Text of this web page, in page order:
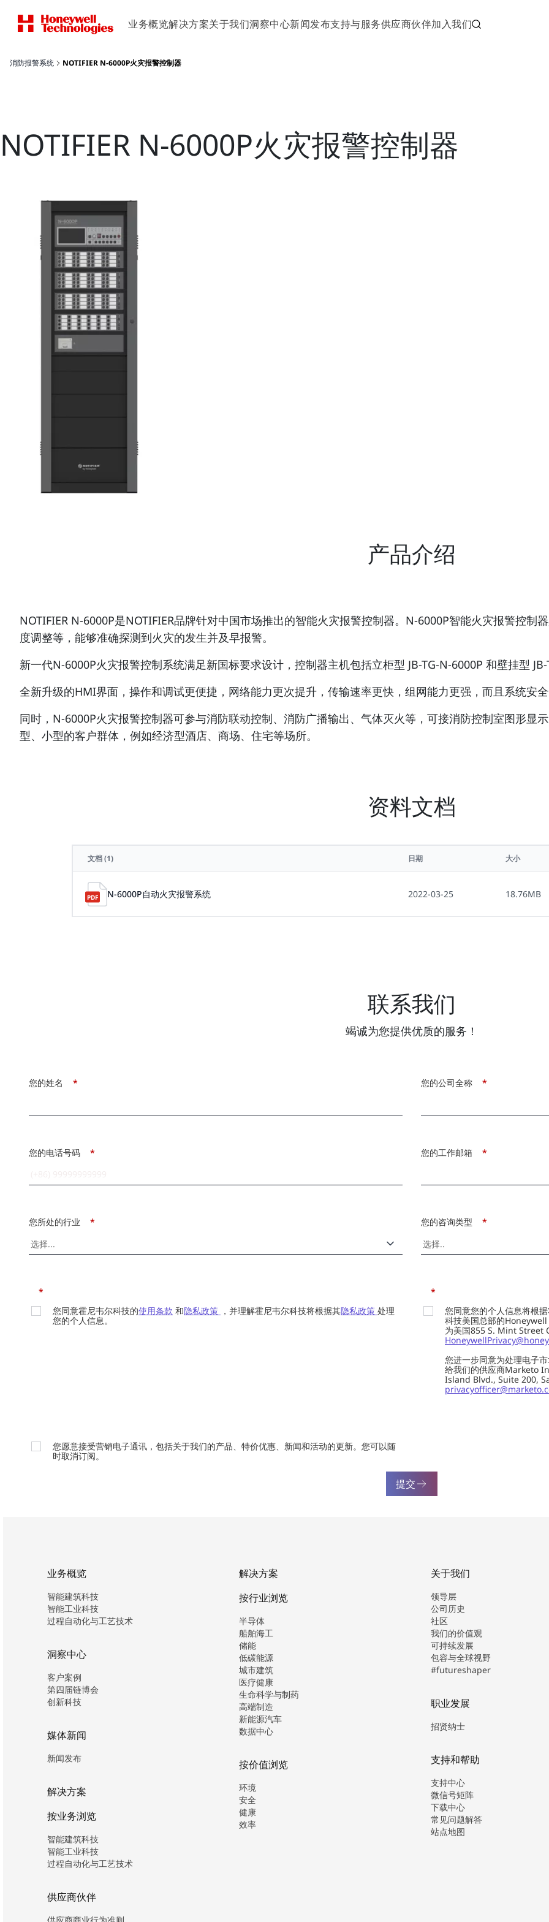
业务概览解决方案关于我们洞察中心新闻发布支持与服务供应商伙伴加入我们
消防报警系统 NOTIFIER N-6000P火灾报警控制器
NOTIFIER N-6000P火灾报警控制器
产品介绍
NOTIFIER N-6000P是NOTIFIER品牌针对中国市场推出的智能火灾报警控制器。N-6000P智能火灾报警控制
度调整等，能够准确探测到火灾的发生并及早报警。
新一代N-6000P火灾报警控制系统满足新国标要求设计，控制器主机包括立柜型 JB-TG-N-6000P 和壁挂型
全新升级的HMI界面，操作和调试更便捷，网络能力更次提升，传输速率更快，组网能力更强，而且系统安
同时，N-6000P火灾报警控制器可参与消防联动控制、消防广播输出、气体灭火等，可接消防控制室图形显
型、小型的客户群体，例如经济型酒店、商场、住宅等场所。
资料文档
文档(1) 日期 大小
N-6000P自动火灾报警系统 2022-03-25 18.76MB
联系我们
竭诚为您提供优质的服务！
*
您的姓名 *
您的公司全称
*
您的电话号码 *
您的工作邮箱
*
您所处的行业 *
您的咨询类型
*
您同意霍尼韦尔科技的使用条款 和隐私政策 ，并理解霍尼韦尔科技将根据其隐私政策 处理
您的个人信息。
*
您同意您的个人信息将根
科技美国总部的
为美国855 S. Mint Street
您进一步同意为处理电子
给我们的供应商Marketo
Island Blvd., Suite 200,
您愿意接受营销电子通讯，包括关于我们的产品、特价优惠、新闻和活动的更新。您可以随
时取消订阅。
提交
业务概览
智能建筑科技
智能工业科技
过程自动化与工艺技术
洞察中心
客户案例
第四届链博会
创新科技
媒体新闻
新闻发布
解决方案
按业务浏览
智能建筑科技
智能工业科技
过程自动化与工艺技术
供应商伙伴
解决方案
按行业浏览
半导体
船舶海工
储能
低碳能源
城市建筑
医疗健康
生命科学与制药
高端制造
新能源汽车
数据中心
按价值浏览
环境
安全
健康
效率
关于我们
领导层
公司历史
社区
我们的价值观
可持续发展
包容与全球视野
#futureshaper
职业发展
招贤纳士
支持和帮助
支持中心
微信号矩阵
下载中心
常见问题解答
站点地图